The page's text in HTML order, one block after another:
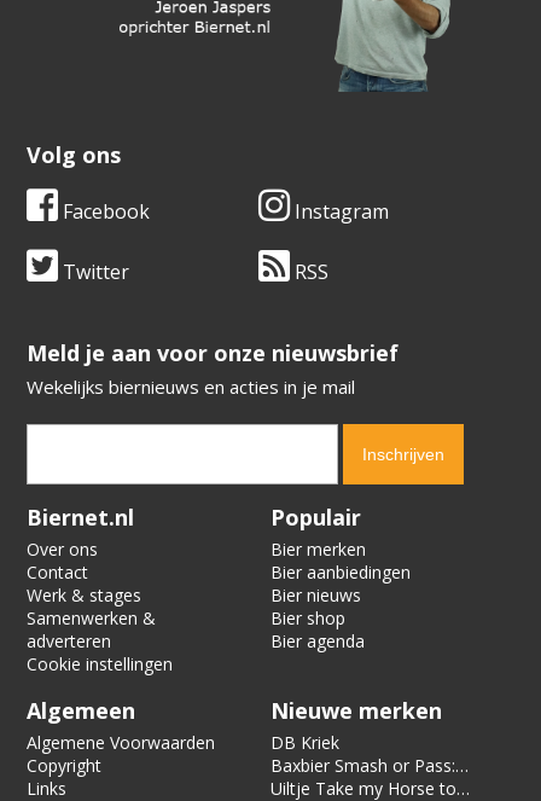
Volg ons
Facebook Instagram
Twitter RSS
​​​​​​​Meld je aan voor onze nieuwsbrief
Wekelijks biernieuws en acties in je mail
Verification code:
Biernet.nl
Over ons
Contact
Werk & stages
Samenwerken &
adverteren
Cookie instellingen
Populair
Bier merken
Bier aanbiedingen
Bier nieuws
Bier shop
Bier agenda
Algemeen
Algemene Voorwaarden
Copyright
Links
Nieuwe merken
DB Kriek
Baxbier Smash or Pass:
Strata
Uiltje Take my Horse to